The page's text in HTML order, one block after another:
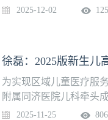
堂”，每周二晚19:30准
2025-12-02
为实现区域儿童医疗服
附属同济医院儿科牵头
堂”，每周二晚19:30准
2025-11-25